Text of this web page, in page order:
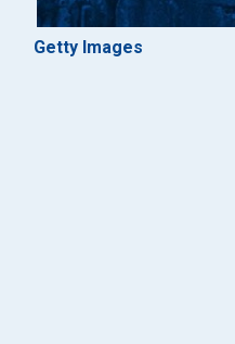
Getty Images